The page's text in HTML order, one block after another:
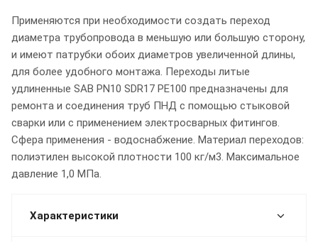
Применяются при необходимости создать переход
диаметра трубопровода в меньшую или большую сторону,
и имеют патрубки обоих диаметров увеличенной длины,
для более удобного монтажа. Переходы литые
удлиненные SAB PN10 SDR17 PE100 предназначены для
ремонта и соединения труб ПНД с помощью стыковой
сварки или с применением электросварных фитингов.
Сфера применения - водоснабжение. Материал переходов:
полиэтилен высокой плотности 100 кг/м3. Максимальное
давление 1,0 МПа.
Характеристики